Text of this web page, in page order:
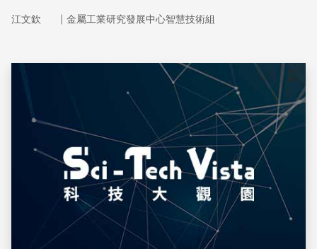
江文欽 ｜ 金屬工業研究發展中心智慧技術組
儲存